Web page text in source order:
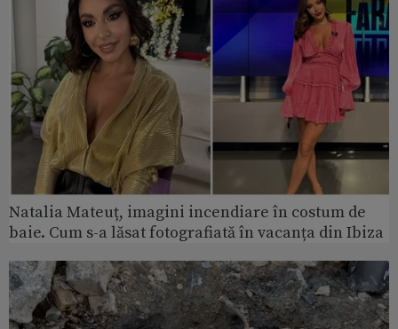
Natalia Mateuț, imagini incendiare în costum de
baie. Cum s-a lăsat fotografiată în vacanța din Ibiza